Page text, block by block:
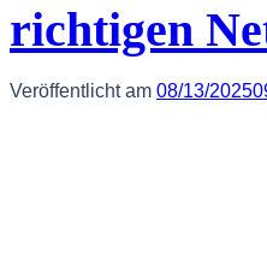
richtigen
Veröffentlicht am 08/13/2025